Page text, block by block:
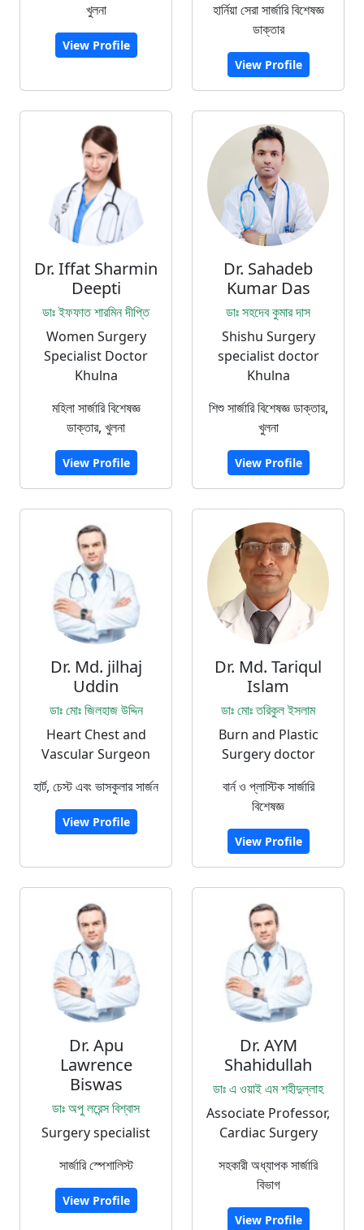
খুলনা
View Profile
হার্নিয়া সেরা সার্জারি বিশেষজ্ঞ
ডাক্তার
View Profile
Dr. Iffat Sharmin
Deepti
ডাঃ ইফফাত শারমিন দীপ্তি
Women Surgery
Specialist Doctor
Khulna
মহিলা সার্জারি বিশেষজ্ঞ
ডাক্তার, খুলনা
View Profile
Dr. Sahadeb
Kumar Das
ডাঃ সহদেব কুমার দাস
Shishu Surgery
specialist doctor
Khulna
শিশু সার্জারি বিশেষজ্ঞ ডাক্তার,
খুলনা
View Profile
Dr. Md. jilhaj
Uddin
ডাঃ মোঃ জিলহাজ উদ্দিন
Heart Chest and
Vascular Surgeon
হার্ট, চেস্ট এবং ভাসকুলার সার্জন
View Profile
Dr. Md. Tariqul
Islam
ডাঃ মোঃ তরিকুল ইসলাম
Burn and Plastic
Surgery doctor
বার্ন ও প্লাস্টিক সার্জারি
বিশেষজ্ঞ
View Profile
Dr. Apu
Lawrence
Biswas
ডাঃ অপু লরেন্স বিশ্বাস
Surgery specialist
সার্জারি স্পেশালিস্ট
View Profile
Dr. AYM
Shahidullah
ডাঃ এ ওয়াই এম শহীদুল্লাহ
Associate Professor,
Cardiac Surgery
সহকারী অধ্যাপক সার্জারি
বিভাগ
View Profile